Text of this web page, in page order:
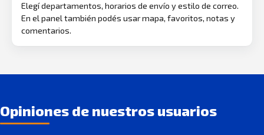
Elegí departamentos, horarios de envío y estilo de correo.
En el panel también podés usar mapa, favoritos, notas y
comentarios.
Opiniones de nuestros usuarios